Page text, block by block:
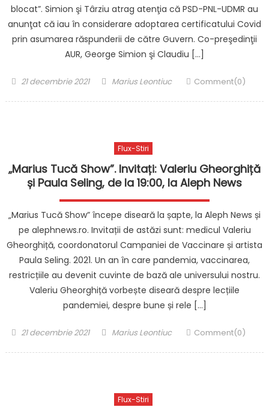
blocat”. Simion şi Târziu atrag atenţia că PSD-PNL-UDMR au
anunţat că iau în considerare adoptarea certificatului Covid
prin asumarea răspunderii de către Guvern. Co-preşedinţii
AUR, George Simion şi Claudiu […]
Posted
21 decembrie 2021 Author
Marius Leontiuc Comment(0)
Flux-Stiri
„Marius Tucă Show”. Invitați: Valeriu Gheorghiță
și Paula Seling, de la 19:00, la Aleph News
„Marius Tucă Show” începe diseară la șapte, la Aleph News și
pe alephnews.ro. Invitații de astăzi sunt: medicul Valeriu
Gheorghiță, coordonatorul Campaniei de Vaccinare și artista
Paula Seling. 2021. Un an în care pandemia, vaccinarea,
restricțiile au devenit cuvinte de bază ale universului nostru.
Valeriu Gheorghiță vorbește diseară despre lecțiile
pandemiei, despre bune și rele […]
Posted
21 decembrie 2021 Author
Marius Leontiuc Comment(0)
Flux-Stiri